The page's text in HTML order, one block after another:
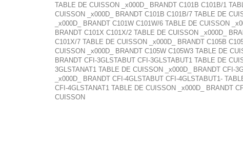
TABLE DE CUISSON _x000D_ BRANDT C101B C101B/1
CUISSON _x000D_ BRANDT C101B C101B/7 TABLE DE
_x000D_ BRANDT C101W C101W/6 TABLE DE CUISSON
BRANDT C101X C101X/2 TABLE DE CUISSON _x000D_
C101X/7 TABLE DE CUISSON _x000D_ BRANDT C105B
CUISSON _x000D_ BRANDT C105W C105W3 TABLE DE
BRANDT CFI-3GLSTABUT CFI-3GLSTABUT1 TABLE DE
3GLSTANAT1 TABLE DE CUISSON _x000D_ BRANDT CFI-
_x000D_ BRANDT CFI-4GLSTABUT CFI-4GLSTABUT1-
CFI-4GLSTANAT1 TABLE DE CUISSON _x000D_ BRANDT
CUISSON